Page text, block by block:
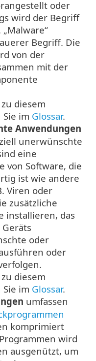
oder
wird der Begriff
Begriff. Die
von der
mit der
diesem
im Glossar.
Anwendungen
unerwünschte
eine
von Software, die
ist wie andere
Viren oder
zusätzliche
installieren, das
oder
oder
diesem
im Glossar.
umfassen
komprimiert
wird
ausgenützt, um